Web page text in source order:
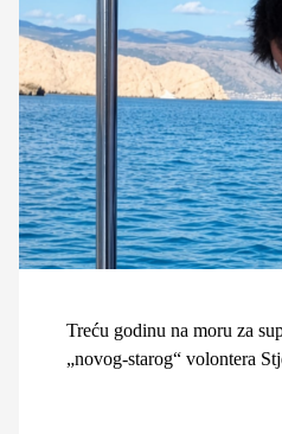
Treću godinu na moru za
„novog-starog“ volontera